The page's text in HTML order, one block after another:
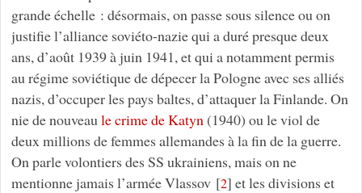
grande échelle : désormais, on passe sous silence ou on
justifie l’alliance soviéto-nazie qui a duré presque deux
ans, d’août 1939 à juin 1941, et qui a notamment permis
au régime soviétique de dépecer la Pologne avec ses alliés
nazis, d’occuper les pays baltes, d’attaquer la Finlande. On
nie de nouveau le crime de Katyn (1940) ou le viol de
deux millions de femmes allemandes à la fin de la guerre.
On parle volontiers des SS ukrainiens, mais on ne
mentionne jamais l’armée Vlassov[2] et les divisions et